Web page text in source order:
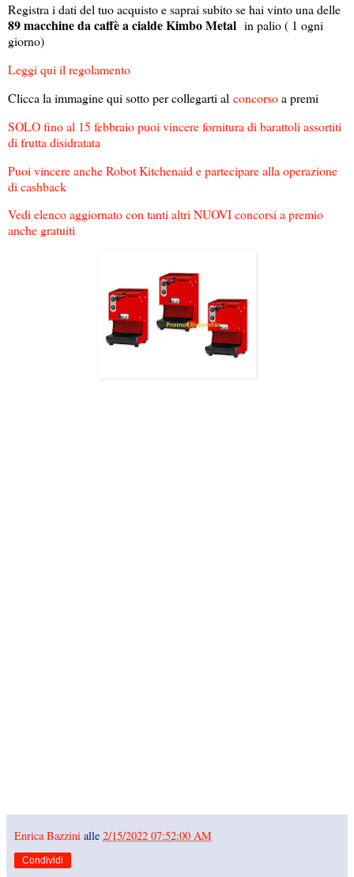
Registra i dati del tuo acquisto e saprai subito se hai vinto una delle
89 macchine da caffè a cialde Kimbo Metal in palio ( 1 ogni
giorno)
Leggi qui il regolamento
Clicca la immagine qui sotto per collegarti al concorsoa premi
SOLO fino al 15 febbraio puoi vincere fornitura di barattoli assortiti
di frutta disidratata
Puoi vincere anche Robot Kitchenaid e partecipare alla operazione
di cashback
Vedi elenco aggiornato con tanti altri NUOVI concorsi a premio
anche gratuiti
Enrica Bazzini alle 2/15/2022 07:52:00 AM
Condividi